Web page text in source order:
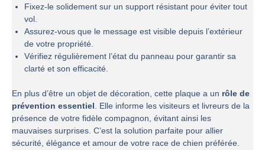
Fixez-le solidement sur un support résistant pour éviter tout
vol.
Assurez-vous que le message est visible depuis l’extérieur
de votre propriété.
Vérifiez régulièrement l’état du panneau pour garantir sa
clarté et son efficacité.
En plus d’être un objet de décoration, cette plaque a un rôle de
prévention essentiel. Elle informe les visiteurs et livreurs de la
présence de votre fidèle compagnon, évitant ainsi les
mauvaises surprises. C’est la solution parfaite pour allier
sécurité, élégance et amour de votre race de chien préférée.